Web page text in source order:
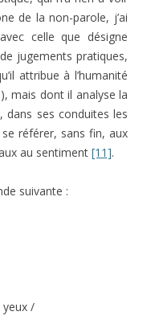
de la non-parole, j’ai
celle que désigne
jugements pratiques,
attribue à l’humanité
mais dont il analyse la
dans ses conduites les
référer, sans fin, aux
au sentiment [11].
suivante :
yeux /